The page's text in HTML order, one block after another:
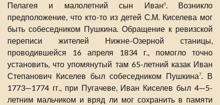
Пелагея и малолетний сын Иван6. Возникло
предположение, что кто-то из детей С.М. Киселева мог
быть собеседником Пушкина. Обращение к ревизской
переписи жителей Нижне-Озерной станицы,
проводившейся 16 апреля 1834 г., помогло точно
установить, что упомянутый там 65-летний казак Иван
Степанович Киселев был собеседником Пушкина7. В
1773—1774 гг., при Пугачеве, Иван Киселев был 4—5-
летним мальчиком и вряд ли мог сохранить в памяти